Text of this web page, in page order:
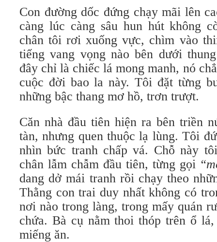
Con đường dốc đứng chạy mãi lên
càng lúc càng sâu hun hút không
chân tôi rơi xuống vực, chìm vào
tiếng vang vọng nào bên dưới
đây chỉ là chiếc lá mong manh, nó
cuộc đời bao la này. Tôi đặt từng
những bậc thang mơ hồ, trơn trượt.
Căn nhà đầu tiên hiện ra bên triền
tàn, nhưng quen thuộc lạ lùng. Tôi
nhìn bức tranh chấp vá. Chỗ này
chân lẫm chẫm đầu tiên, từng gọi
dang dở mái tranh rồi chạy theo
Thằng con trai duy nhất không có
nơi nào trong làng, trong mấy quán
chứa. Bà cụ nằm thoi thóp trên ổ
miếng ăn.